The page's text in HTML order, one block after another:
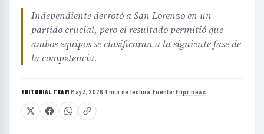
Independiente derrotó a San Lorenzo en un
partido crucial, pero el resultado permitió que
ambos equipos se clasificaran a la siguiente fase de
la competencia.
EDITORIAL TEAM·May 3, 2026 ·1 min de lectura ·Fuente:Flipr.news